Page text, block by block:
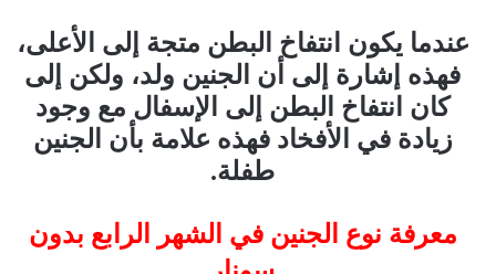
عندما يكون انتفاخ البطن متجة إلى الأعلى،
فهذه إشارة إلى أن الجنين ولد، ولكن إلى
كان انتفاخ البطن إلى الإسفال مع وجود
زيادة في الأفخاد فهذه علامة بأن الجنين
طفلة.
معرفة نوع الجنين في الشهر الرابع بدون